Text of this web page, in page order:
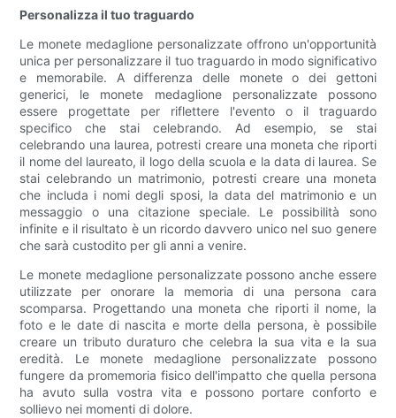
Personalizza il tuo traguardo
Le monete medaglione personalizzate offrono un'opportunità
unica per personalizzare il tuo traguardo in modo significativo
e memorabile. A differenza delle monete o dei gettoni
generici, le monete medaglione personalizzate possono
essere progettate per riflettere l'evento o il traguardo
specifico che stai celebrando. Ad esempio, se stai
celebrando una laurea, potresti creare una moneta che riporti
il ​​nome del laureato, il logo della scuola e la data di laurea. Se
stai celebrando un matrimonio, potresti creare una moneta
che includa i nomi degli sposi, la data del matrimonio e un
messaggio o una citazione speciale. Le possibilità sono
infinite e il risultato è un ricordo davvero unico nel suo genere
che sarà custodito per gli anni a venire.
Le monete medaglione personalizzate possono anche essere
utilizzate per onorare la memoria di una persona cara
scomparsa. Progettando una moneta che riporti il ​​nome, la
foto e le date di nascita e morte della persona, è possibile
creare un tributo duraturo che celebra la sua vita e la sua
eredità. Le monete medaglione personalizzate possono
fungere da promemoria fisico dell'impatto che quella persona
ha avuto sulla vostra vita e possono portare conforto e
sollievo nei momenti di dolore.